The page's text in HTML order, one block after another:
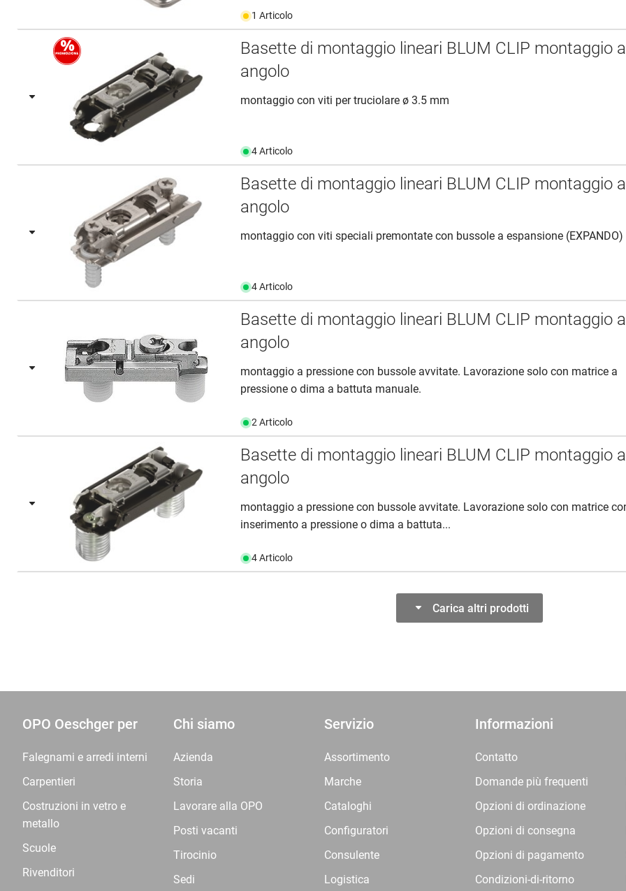
1 Articolo
Basette di montaggio lineari BLUM CLIP montaggio
angolo
montaggio con viti per truciolare ø 3.5 mm
4 Articolo
Basette di montaggio lineari BLUM CLIP montaggio
angolo
montaggio con viti speciali premontate con bussole a espansione (EXPANDO)
4 Articolo
Basette di montaggio lineari BLUM CLIP montaggio
angolo
montaggio a pressione con bussole avvitate. Lavorazione solo con matrice a
pressione o dima a battuta manuale.
2 Articolo
Basette di montaggio lineari BLUM CLIP montaggio
angolo
montaggio a pressione con bussole avvitate. Lavorazione solo con matrice
inserimento a pressione o dima a battuta...
4 Articolo
Carica altri prodotti
OPO Oeschger per
Falegnami e arredi interni
Carpentieri
Costruzioni in vetro e
metallo
Scuole
Rivenditori
Chi siamo
Azienda
Storia
Lavorare alla OPO
Posti vacanti
Tirocinio
Sedi
Servizio
Assortimento
Marche
Cataloghi
Configuratori
Consulente
Logistica
Informazioni
Contatto
Domande più frequenti
Opzioni di ordinazione
Opzioni di consegna
Opzioni di pagamento
Condizioni-di-ritorno